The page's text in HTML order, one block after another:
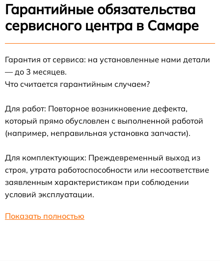
Гарантийные обязательства
сервисного центра в Самаре
Гарантия от сервиса: на установленные нами детали
— до 3 месяцев.
Что считается гарантийным случаем?
Для работ: Повторное возникновение дефекта,
который прямо обусловлен с выполненной работой
(например, неправильная установка запчасти).
Для комплектующих: Преждевременный выход из
строя, утрата работоспособности или несоответствие
заявленным характеристикам при соблюдении
условий эксплуатации.
Показать полностью